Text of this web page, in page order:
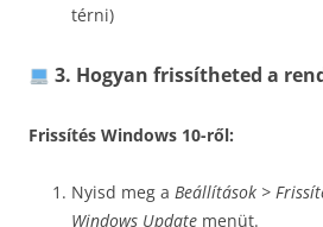
térni)
3. Hogyan frissítheted a
Frissítés Windows 10-ről:
Nyisd meg a Beállítások >
Windows Update menüt.